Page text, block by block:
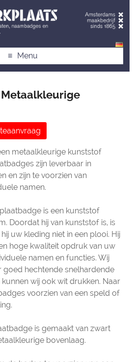
Menu
Metaalkleurige
metaalkleurige kunststof
zijn leverbaar in
en zijn te voorzien van
namen.
is een kunststof
Doordat hij van kunststof is, is
uw kleding niet in een plooi. Hij
hoge kwaliteit opdruk van uw
namen en functies. Wij
goed hechtende snelhardende
wij ook wit drukken. Naar
voorzien van een speld of
is gemaakt van zwart
bovenlaag.